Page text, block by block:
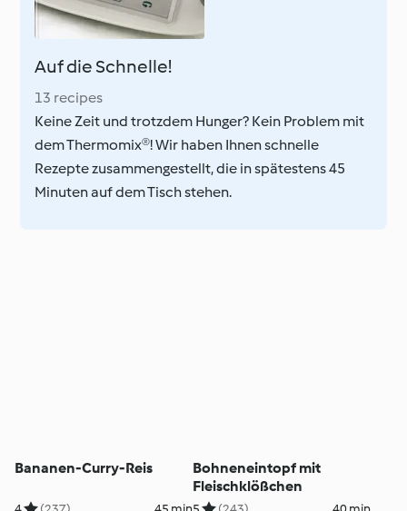
Auf die Schnelle!
13 recipes
Keine Zeit und trotzdem Hunger? Kein Problem mit
dem Thermomix®! Wir haben Ihnen schnelle
Rezepte zusammengestellt, die in spätestens 45
Minuten auf dem Tisch stehen.
Bananen-Curry-Reis
Bohneneintopf mit
Fleischklößchen